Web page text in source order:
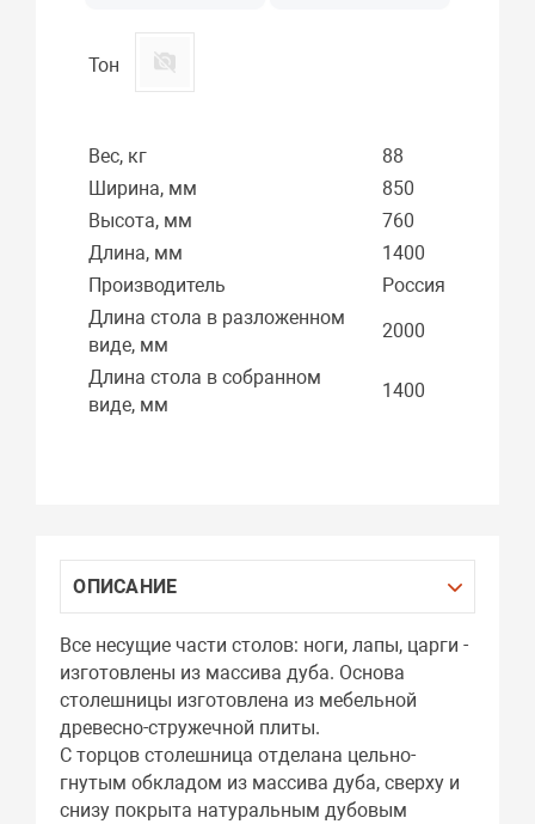
Тон
Вес, кг
88
Ширина, мм
850
Высота, мм
760
Длина, мм
1400
Производитель
Россия
Длина стола в разложенном
виде, мм
2000
Длина стола в собранном
виде, мм
1400
ОПИСАНИЕ
Все несущие части столов: ноги, лапы, царги -
изготовлены из массива дуба. Основа
столешницы изготовлена из мебельной
древесно-стружечной плиты.
С торцов столешница отделана цельно-
гнутым обкладом из массива дуба, сверху и
снизу покрыта натуральным дубовым